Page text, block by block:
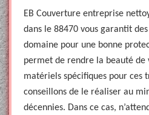
EB Couverture entreprise
dans le 88470 vous garantit
domaine pour une bonne
permet de rendre la beauté de
matériels spécifiques pour ces
conseillons de le réaliser au
décennies. Dans ce cas,